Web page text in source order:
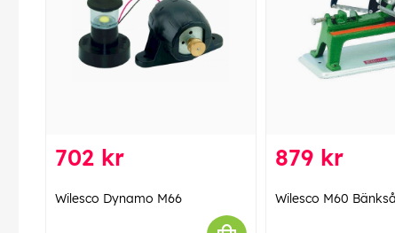
702 kr
Wilesco Dynamo M66
879 kr
Wilesco M60